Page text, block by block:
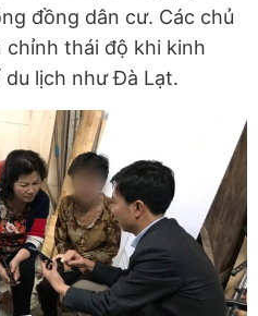
đồng dân cư. Các chủ
chỉnh thái độ khi kinh
lịch như Đà Lạt.